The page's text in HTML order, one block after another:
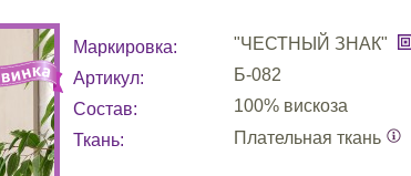
Маркировка:
"ЧЕСТНЫЙ ЗНАК"
Артикул:
Б-082
Состав:
100% вискоза
Ткань:
Плательная ткань